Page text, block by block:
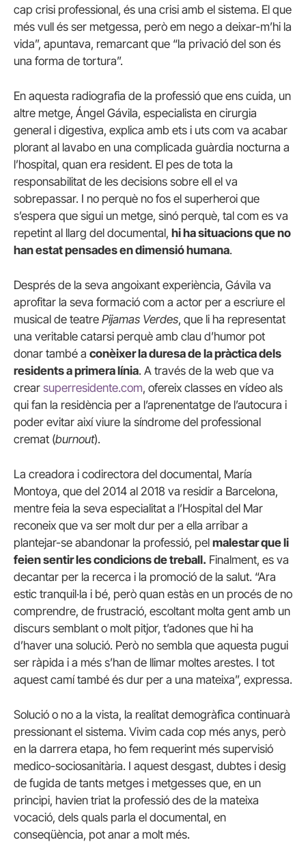
cap crisi professional, és una crisi amb el sistema. El que
més vull és ser metgessa, però em nego a deixar-m’hi la
vida”, apuntava, remarcant que “la privació del son és
una forma de tortura”.
En aquesta radiografia de la professió que ens cuida, un
altre metge, Ángel Gávila, especialista en cirurgia
general i digestiva, explica amb ets i uts com va acabar
plorant al lavabo en una complicada guàrdia nocturna a
l’hospital, quan era resident. El pes de tota la
responsabilitat de les decisions sobre ell el va
sobrepassar. I no perquè no fos el superheroi que
s’espera que sigui un metge, sinó perquè, tal com es va
repetint al llarg del documental, hi ha situacions que no
han estat pensades en dimensió humana.
Després de la seva angoixant experiència, Gávila va
aprofitar la seva formació com a actor per a escriure el
musical de teatre Pijamas Verdes, que li ha representat
una veritable catarsi perquè amb clau d’humor pot
donar també a conèixer la duresa de la pràctica dels
residents a primera línia. A través de la web que va
crear superresidente.com, ofereix classes en vídeo als
qui fan la residència per a l’aprenentatge de l’autocura i
poder evitar així viure la síndrome del professional
cremat (burnout).
La creadora i codirectora del documental, María
Montoya, que del 2014 al 2018 va residir a Barcelona,
mentre feia la seva especialitat a l’Hospital del Mar
reconeix que va ser molt dur per a ella arribar a
plantejar-se abandonar la professió, pel malestar que li
feien sentir les condicions de treball. Finalment, es va
decantar per la recerca i la promoció de la salut. “Ara
estic tranquil·la i bé, però quan estàs en un procés de no
comprendre, de frustració, escoltant molta gent amb un
discurs semblant o molt pitjor, t’adones que hi ha
d’haver una solució. Però no sembla que aquesta pugui
ser ràpida i a més s’han de llimar moltes arestes. I tot
aquest camí també és dur per a una mateixa”, expressa.
Solució o no a la vista, la realitat demogràfica continuarà
pressionant el sistema. Vivim cada cop més anys, però
en la darrera etapa, ho fem requerint més supervisió
medico-sociosanitària. I aquest desgast, dubtes i desig
de fugida de tants metges i metgesses que, en un
principi, havien triat la professió des de la mateixa
vocació, dels quals parla el documental, en
conseqüència, pot anar a molt més.